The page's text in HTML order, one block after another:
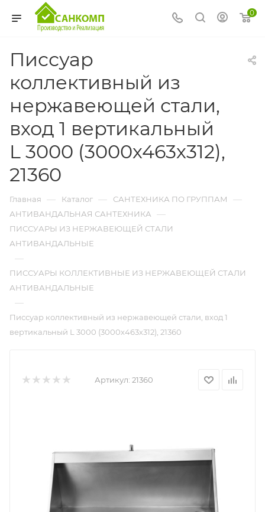
0
Писсуар
коллективный из
нержавеющей стали,
вход 1 вертикальный
L 3000 (3000х463х312),
21360
Главная — Каталог — САНТЕХНИКА ПО ГРУППАМ —
АНТИВАНДАЛЬНАЯ САНТЕХНИКА —
ПИССУАРЫ ИЗ НЕРЖАВЕЮЩЕЙ СТАЛИ
АНТИВАНДАЛЬНЫЕ
—
ПИССУАРЫ КОЛЛЕКТИВНЫЕ ИЗ НЕРЖАВЕЮЩЕЙ СТАЛИ
АНТИВАНДАЛЬНЫЕ
—
Писсуар коллективный из нержавеющей стали, вход 1
вертикальный L 3000 (3000х463х312), 21360
Артикул: 21360